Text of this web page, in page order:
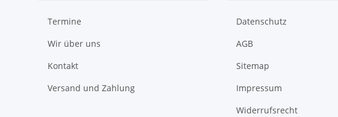
Termine
Wir über uns
Kontakt
Versand und Zahlung
Datenschutz
AGB
Sitemap
Impressum
Widerrufsrecht